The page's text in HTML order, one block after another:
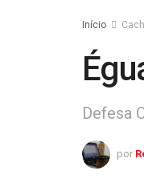
Início
Defesa
por